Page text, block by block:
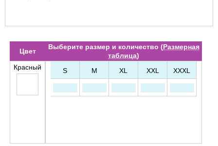
Цвет
Выберите размер и количество (Размерная
таблица)
Красный
S M XL XXL XXXL